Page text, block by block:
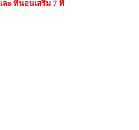
ละ ที่นอนเสริม 7 ที่